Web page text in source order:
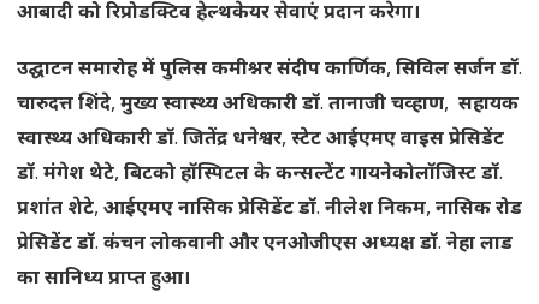
आबादीकोरिप्रोडक्टिवहेल्थकेयरसेवाएंप्रदानकरेगा।
उद्घाटनसमारोहमेंपुलिसकमीश्नरसंदीपकार्णिक, सिविलसर्जनडॉ.
चारुदत्तशिंदे, मुख्यस्वास्थ्यअधिकारीडॉ. तानाजीचव्हाण, सहायक
स्वास्थ्यअधिकारीडॉ. जितेंद्र धनेश्वर, स्टेटआईएमएवाइसप्रेसिडेंट
डॉ. मंगेश थेटे, बिटकोहॉस्पिटलकेकन्सल्टेंटगायनेकोलॉजिस्टडॉ.
प्रशांत शेटे, आईएमएनासिकप्रेसिडेंटडॉ. नीलेशनिकम, नासिकरोड
प्रेसिडेंटडॉ. कंचनलोकवानीऔरएनओजीएसअध्यक्षडॉ. नेहालाड
कासानिध्यप्राप्तहुआ।